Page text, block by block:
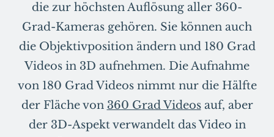
die zur höchsten Auflösung aller 360-
Grad-Kameras gehören. Sie können auch
die Objektivposition ändern und 180 Grad
Videos in 3D aufnehmen. Die Aufnahme
von 180 Grad Videos nimmt nur die Hälfte
der Fläche von 360 Grad Videosauf, aber
der 3D-Aspekt verwandelt das Video in